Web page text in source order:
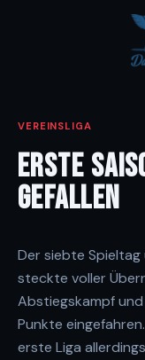
VEREINSLIGA
ERSTE
GEFALLEN
Der siebte
steckte voller
Abstiegskampf
Punkte
erste Liga